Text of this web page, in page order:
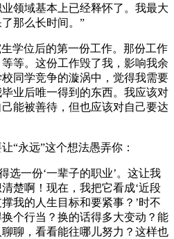
领域基本上已经释怀了。我最大
那么长时间。”
学位后的第一份工作。那份工作
等。这份工作毁了我，影响我余
同学竞争的漩涡中，觉得我需要
业后唯一得到的东西。我应该对
能被善待，但也应该对自己要达
“永远”这个想法愚弄你：
选一份‘一辈子的职业’。这让我
楚啊！现在，我把它看成‘近段
我的人生目标和要紧事？’时不
个行当？换的话得多大变动？能
聊，看看能往哪儿努力？这样也